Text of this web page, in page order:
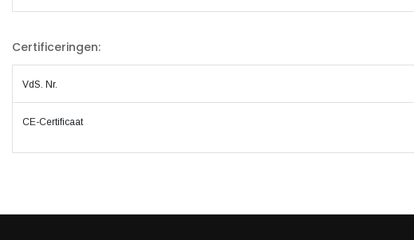
Certificeringen:
VdS. Nr.
CE-Certificaat